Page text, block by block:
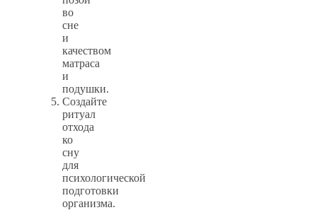
во
сне
и
качеством
матраса
и
подушки.
Создайте
ритуал
отхода
ко
сну
для
психологической
подготовки
организма.